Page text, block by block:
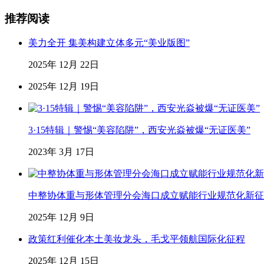
推荐阅读
美力全开 集美构建立体多元“美业版图”
2025年 12月 22日
2025年 12月 19日
3·15特辑｜警惕“美容陷阱”，西安光焱被爆“无证医美”
2023年 3月 17日
中整协体重与形体管理分会海口成立赋能行业规范化新
2025年 12月 9日
政策红利催化本土美妆龙头，毛戈平领航国际化征程
2025年 12月 15日